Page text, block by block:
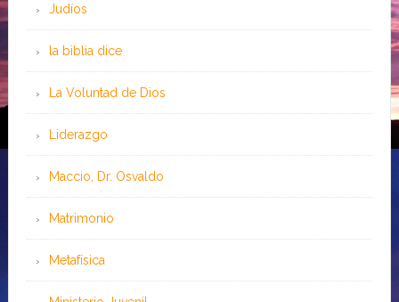
Judíos
la biblia dice
La Voluntad de Dios
Liderazgo
Maccio, Dr. Osvaldo
Matrimonio
Metafísica